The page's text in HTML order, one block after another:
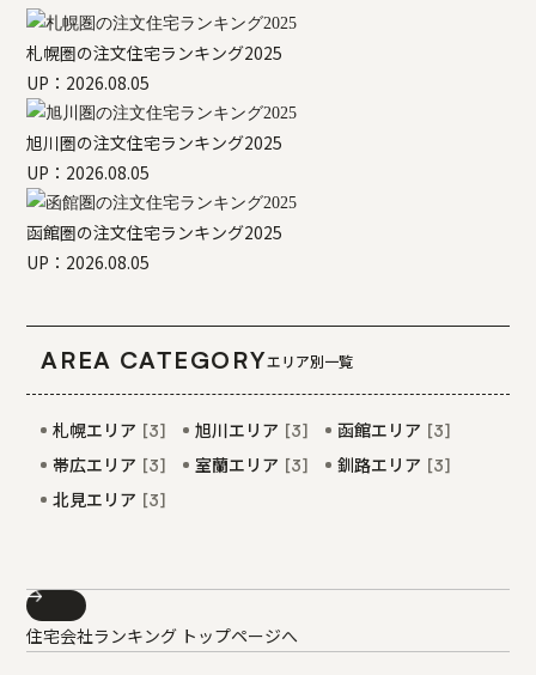
札幌圏の注文住宅ランキング2025
UP：2026.08.05
旭川圏の注文住宅ランキング2025
UP：2026.08.05
函館圏の注文住宅ランキング2025
UP：2026.08.05
AREA CATEGORYエリア別一覧
札幌エリア [3] 旭川エリア [3] 函館エリア [3]
帯広エリア [3] 室蘭エリア [3] 釧路エリア [3]
北見エリア [3]
住宅会社ランキング トップページへ